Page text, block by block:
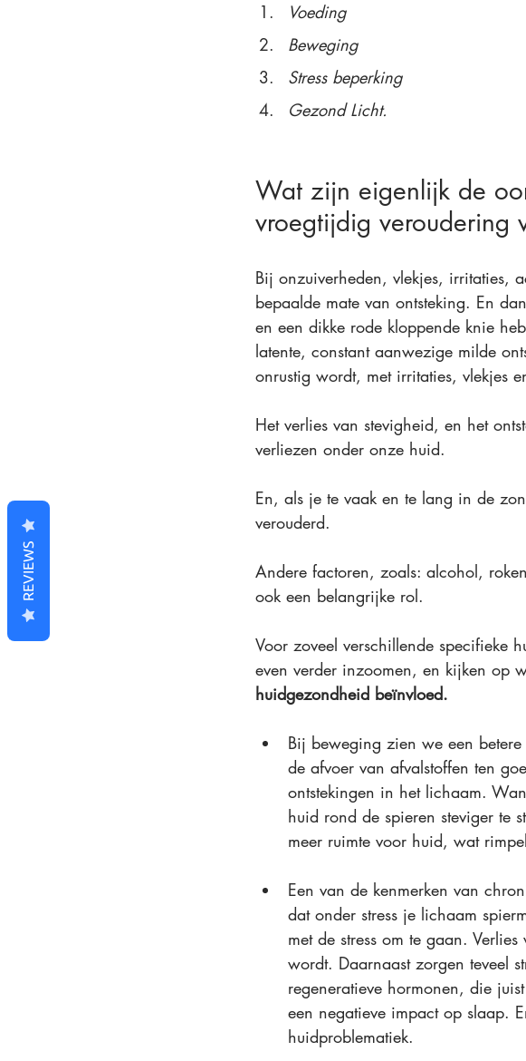
Voeding
Beweging
Stress beperking
Gezond Licht.
Wat zijn eigenlijk de
vroegtijdig veroudering
Bij onzuiverheden, vlekjes, irritaties,
bepaalde mate van ontsteking. En
en een dikke rode kloppende knie
latente, constant aanwezige milde
onrustig wordt, met irritaties, vlekjes
Het verlies van stevigheid, en het
verliezen onder onze huid.
En, als je te vaak en te lang in de
verouderd.
Andere factoren, zoals: alcohol,
ook een belangrijke rol.
Voor zoveel verschillende specifieke
even verder inzoomen, en kijken op
huidgezondheid beïnvloed.
Bij beweging zien we een
de afvoer van afvalstoffen ten
ontstekingen in het lichaam.
huid rond de spieren steviger te
meer ruimte voor huid, wat
Een van de kenmerken van
dat onder stress je lichaam
met de stress om te gaan.
wordt. Daarnaast zorgen teveel
regeneratieve hormonen, die
een negatieve impact op slaap.
huidproblematiek.
REVIEWS